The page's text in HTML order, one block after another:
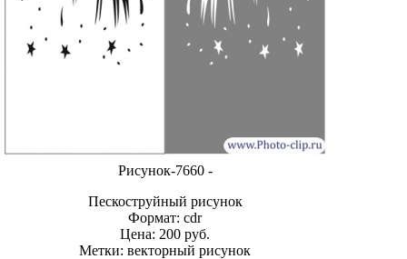
Рисунок-7660 -
Пескоструйный рисунок
Формат: cdr
Цена: 200 руб.
Метки: векторный рисунок